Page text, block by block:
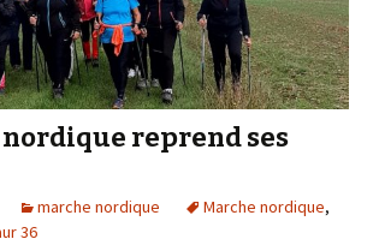
reprend ses
marche nordique Marche nordique,
36